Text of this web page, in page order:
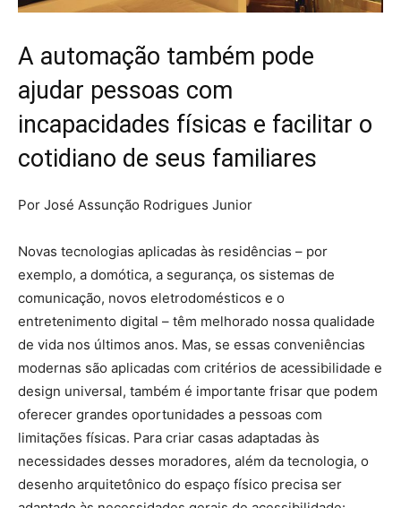
A automação também pode
ajudar pessoas com
incapacidades físicas e facilitar o
cotidiano de seus familiares
Por José Assunção Rodrigues Junior
Novas tecnologias aplicadas às residências – por
exemplo, a domótica, a segurança, os sistemas de
comunicação, novos eletrodomésticos e o
entretenimento digital – têm melhorado nossa qualidade
de vida nos últimos anos. Mas, se essas conveniências
modernas são aplicadas com critérios de acessibilidade e
design universal, também é importante frisar que podem
oferecer grandes oportunidades a pessoas com
limitações físicas. Para criar casas adaptadas às
necessidades desses moradores, além da tecnologia, o
desenho arquitetônico do espaço físico precisa ser